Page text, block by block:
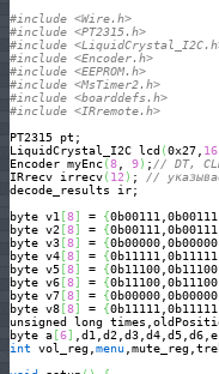
#include <Wire.h>
#include <PT2315.h>
#include
#include <Encoder.h>
#include <EEPROM.h>
#include <MsTimer2.h>
#include <boarddefs.h>
#include <IRremote.h>
PT2315 pt;
LiquidCrystal_I2C lcd (0x27, 16
Encoder myEnc(8 9) ; // DT,
IRrecv irrecv( 12 ) ; //
decode_results ir;
byte v1 [8] = {
byte v2 [8] = {
byte v3 [8] = {
byte v4 [8] = {
byte v5 [8] = {
byte v6 [8] = {
byte v7 [8] = {
byte v8 [8] = {
unsigned long
byte a [6]
int vol_reg, menu